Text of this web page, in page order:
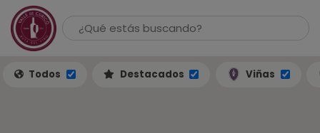
Todos Destacados Viñas